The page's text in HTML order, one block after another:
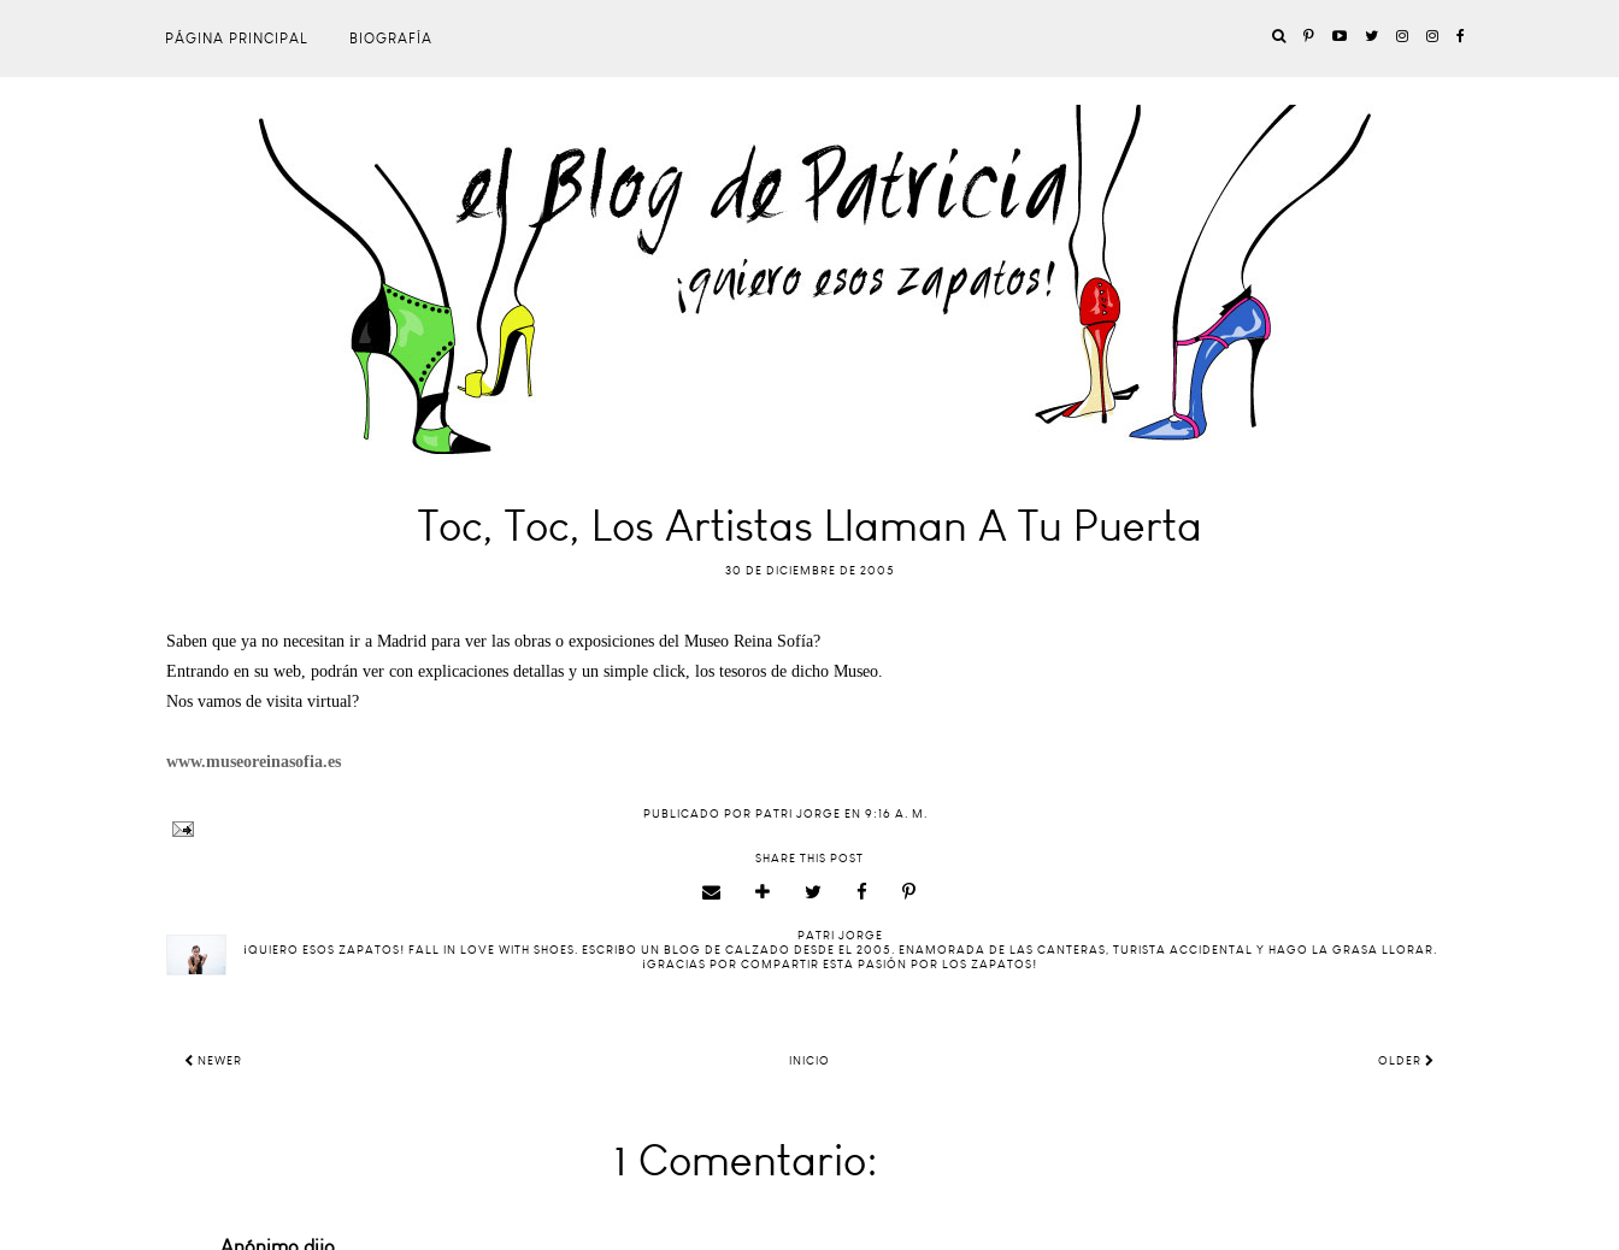
PÁGINA PRINCIPAL BIOGRAFÍA
Toc, Toc, Los Artistas Llaman A Tu Puerta
30 DE DICIEMBRE DE 2005
Saben que ya no necesitan ir a Madrid para ver las obras o exposiciones del Museo Reina Sofía?
Entrando en su web, podrán ver con explicaciones detallas y un simple click, los tesoros de dicho Museo.
Nos vamos de visita virtual?
www.museoreinasofia.es
PUBLICADO POR PATRI JORGE EN 9:16 A. M.
SHARE THIS POST
PATRI JORGE
¡QUIERO ESOS ZAPATOS! FALL IN LOVE WITH SHOES. ESCRIBO UN BLOG DE CALZADO DESDE EL 2005. ENAMORADA DE LAS CANTERAS, TURISTA ACCIDENTAL Y HAGO LA GRASA LLORAR.
¡GRACIAS POR COMPARTIR ESTA PASIÓN POR LOS ZAPATOS!
NEWER INICIO OLDER
1 Comentario: